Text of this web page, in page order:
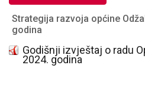
Strategija razvoja općine
godina
Godišnji izvještaj o radu
2024. godina